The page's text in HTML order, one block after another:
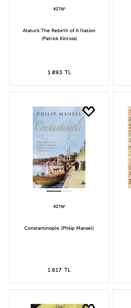
Ataturk The Rebirth of A Nation
(Patrick Kinross)
1.093 TL
Constantinople (Philip Mansel)
1.617 TL